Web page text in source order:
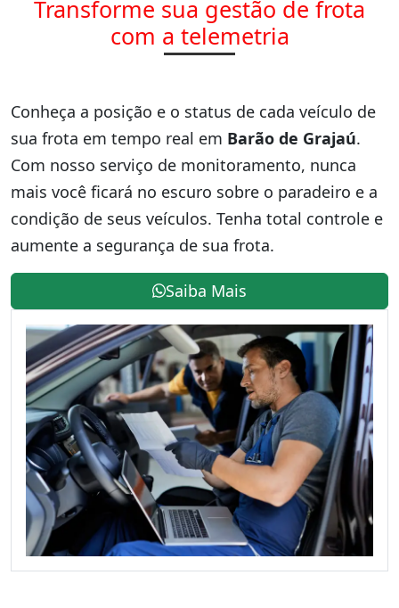
Transforme sua gestão de frota
com a telemetria
Conheça a posição e o status de cada veículo de
sua frota em tempo real em Barão de Grajaú.
Com nosso serviço de monitoramento, nunca
mais você ficará no escuro sobre o paradeiro e a
condição de seus veículos. Tenha total controle e
aumente a segurança de sua frota.
Saiba Mais